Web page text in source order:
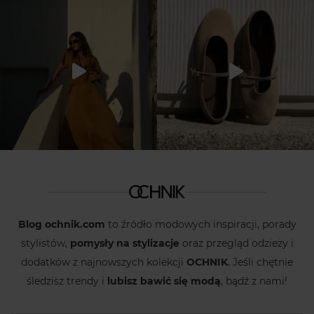
Blog ochnik.com to źródło modowych inspiracji, porady
stylistów, pomysły na stylizacje oraz przegląd odzieży i
dodatków z najnowszych kolekcji OCHNIK. Jeśli chętnie
śledzisz trendy i lubisz bawić się modą, bądź z nami!